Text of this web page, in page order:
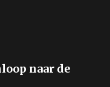
naar de